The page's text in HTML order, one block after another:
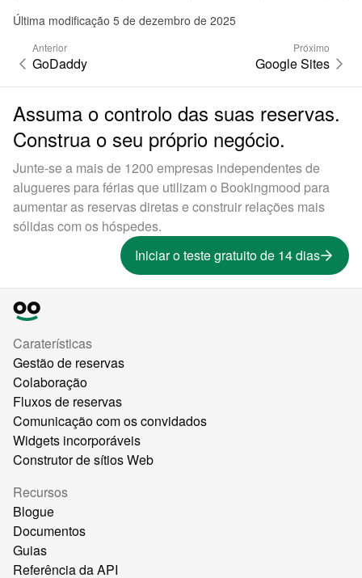
Última modificação 5 de dezembro de 2025
Anterior
GoDaddy
Próximo
Google Sites
Assuma o controlo das suas reservas.
Construa o seu próprio negócio.
Junte-se a mais de 1200 empresas independentes de
alugueres para férias que utilizam o Bookingmood para
aumentar as reservas diretas e construir relações mais
sólidas com os hóspedes.
Iniciar o teste gratuito de 14 dias
Caraterísticas
Gestão de reservas
Colaboração
Fluxos de reservas
Comunicação com os convidados
Widgets incorporáveis
Construtor de sítios Web
Recursos
Blogue
Documentos
Guias
Referência da API